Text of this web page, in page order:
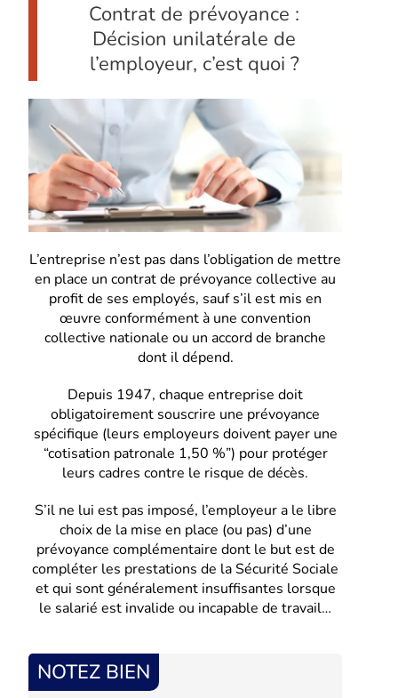
Contrat de prévoyance :
Décision unilatérale de
l’employeur, c’est quoi ?
L’entreprise n’est pas dans l’obligation de mettre
en place un contrat de prévoyance collective au
profit de ses employés, sauf s’il est mis en
œuvre conformément à une convention
collective nationale ou un accord de branche
dont il dépend.
Depuis 1947, chaque entreprise doit
obligatoirement souscrire une prévoyance
spécifique (leurs employeurs doivent payer une
“cotisation patronale 1,50 %”) pour protéger
leurs cadres contre le risque de décès.
S’il ne lui est pas imposé, l’employeur a le libre
choix de la mise en place (ou pas) d’une
prévoyance complémentaire dont le but est de
compléter les prestations de la Sécurité Sociale
et qui sont généralement insuffisantes lorsque
le salarié est invalide ou incapable de travail…
NOTEZ BIEN